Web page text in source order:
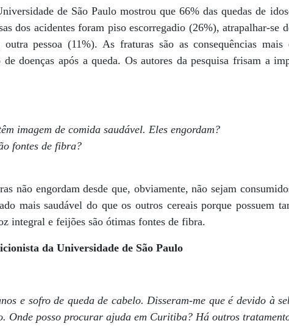
de São Paulo mostrou que 66% das quedas de
dos acidentes foram piso escorregadio (26%), atrapalhar-se
pessoa (11%). As fraturas são as consequências mais
doenças após a queda. Os autores da pesquisa frisam a
imagem de comida saudável. Eles engordam?
fontes de fibra?
não engordam desde que, obviamente, não sejam
mais saudável do que os outros cereais porque possuem
integral e feijões são ótimas fontes de fibra.
da Universidade de São Paulo
e sofro de queda de cabelo. Disseram-me que é devido à
Onde posso procurar ajuda em Curitiba? Há outros